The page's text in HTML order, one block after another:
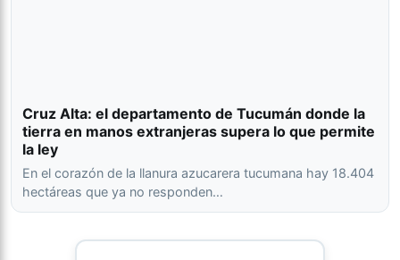
Cruz Alta: el departamento de Tucumán donde la
tierra en manos extranjeras supera lo que permite
la ley
En el corazón de la llanura azucarera tucumana hay 18.404
hectáreas que ya no responden…